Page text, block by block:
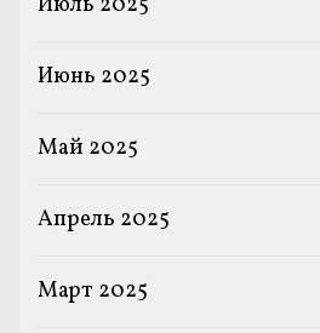
Июнь 2025
Май 2025
Апрель 2025
Март 2025